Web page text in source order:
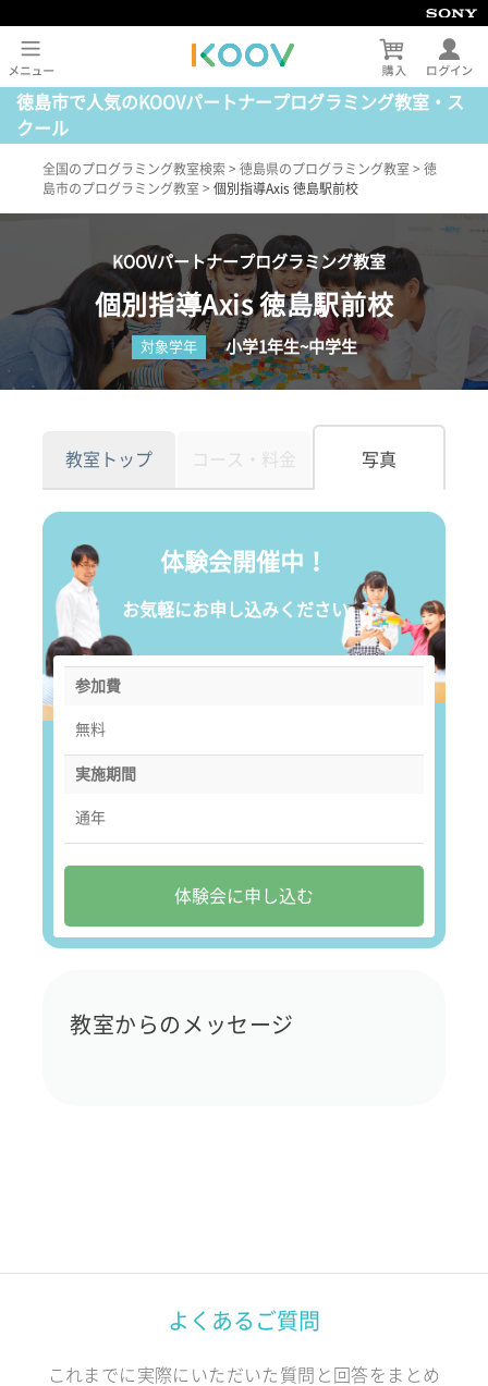
徳島市で人気のKOOVパートナープログラミング教室・ス
クール
全国のプログラミング教室検索 > 徳島県のプログラミング教室 > 徳
島市のプログラミング教室 > 個別指導Axis 徳島駅前校
KOOVパートナープログラミング教室
個別指導Axis 徳島駅前校
対象学年 小学1年生~中学生
教室トップ コース・料金 写真
体験会開催中！
お気軽にお申し込みください。
参加費
無料
実施期間
通年
体験会に申し込む
教室からのメッセージ
よくあるご質問
これまでに実際にいただいた質問と回答をまとめ